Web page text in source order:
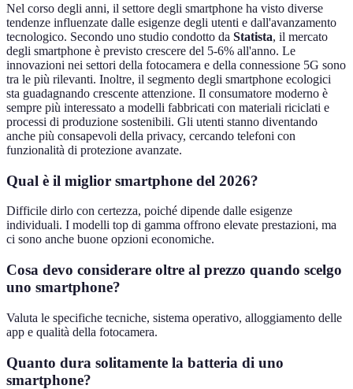
Nel corso degli anni, il settore degli smartphone ha visto diverse
tendenze influenzate dalle esigenze degli utenti e dall'avanzamento
tecnologico. Secondo uno studio condotto da Statista, il mercato
degli smartphone è previsto crescere del 5-6% all'anno. Le
innovazioni nei settori della fotocamera e della connessione 5G sono
tra le più rilevanti. Inoltre, il segmento degli smartphone ecologici
sta guadagnando crescente attenzione. Il consumatore moderno è
sempre più interessato a modelli fabbricati con materiali riciclati e
processi di produzione sostenibili. Gli utenti stanno diventando
anche più consapevoli della privacy, cercando telefoni con
funzionalità di protezione avanzate.
Qual è il miglior smartphone del 2026?
Difficile dirlo con certezza, poiché dipende dalle esigenze
individuali. I modelli top di gamma offrono elevate prestazioni, ma
ci sono anche buone opzioni economiche.
Cosa devo considerare oltre al prezzo quando scelgo
uno smartphone?
Valuta le specifiche tecniche, sistema operativo, alloggiamento delle
app e qualità della fotocamera.
Quanto dura solitamente la batteria di uno
smartphone?